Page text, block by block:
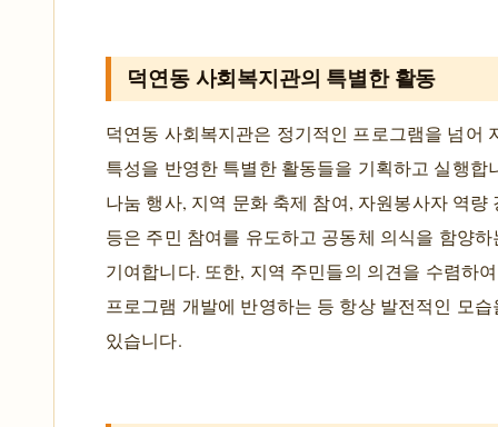
덕연동 사회복지관의 특별한 활동
덕연동 사회복지관은 정기적인 프로그램을 넘어
특성을 반영한 특별한 활동들을 기획하고 실행합
나눔 행사, 지역 문화 축제 참여, 자원봉사자 역량
등은 주민 참여를 유도하고 공동체 의식을 함양하
기여합니다. 또한, 지역 주민들의 의견을 수렴하
프로그램 개발에 반영하는 등 항상 발전적인 모
있습니다.